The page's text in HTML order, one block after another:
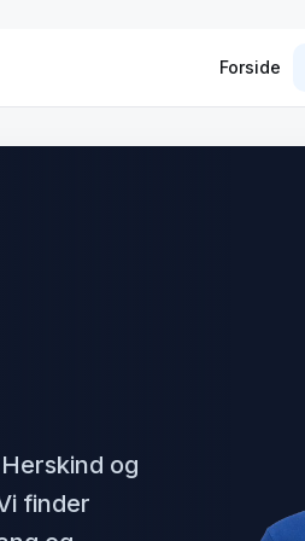
Forside
og
finder